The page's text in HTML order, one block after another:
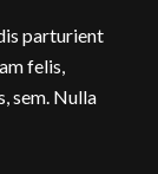
parturient
felis,
sem. Nulla